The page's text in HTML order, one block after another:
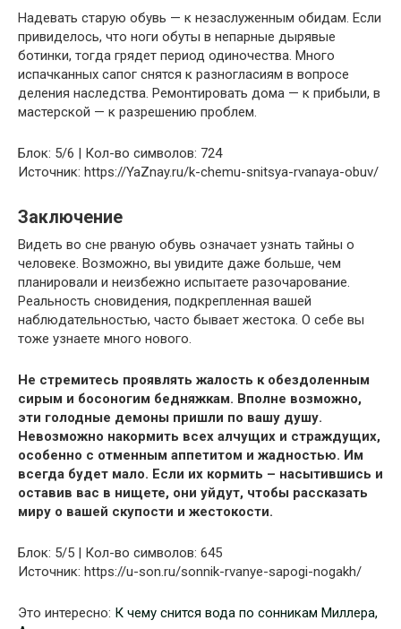
Надевать старую обувь — к незаслуженным обидам. Если
привиделось, что ноги обуты в непарные дырявые
ботинки, тогда грядет период одиночества. Много
испачканных сапог снятся к разногласиям в вопросе
деления наследства. Ремонтировать дома — к прибыли, в
мастерской — к разрешению проблем.
Блок: 5/6 | Кол-во символов: 724
Источник: https://YaZnay.ru/k-chemu-snitsya-rvanaya-obuv/
Заключение
Видеть во сне рваную обувь означает узнать тайны о
человеке. Возможно, вы увидите даже больше, чем
планировали и неизбежно испытаете разочарование.
Реальность сновидения, подкрепленная вашей
наблюдательностью, часто бывает жестока. О себе вы
тоже узнаете много нового.
Не стремитесь проявлять жалость к обездоленным
сирым и босоногим бедняжкам. Вполне возможно,
эти голодные демоны пришли по вашу душу.
Невозможно накормить всех алчущих и страждущих,
особенно с отменным аппетитом и жадностью. Им
всегда будет мало. Если их кормить – насытившись и
оставив вас в нищете, они уйдут, чтобы рассказать
миру о вашей скупости и жестокости.
Блок: 5/5 | Кол-во символов: 645
Источник: https://u-son.ru/sonnik-rvanye-sapogi-nogakh/
Это интересно: К чему снится вода по сонникам Миллера,